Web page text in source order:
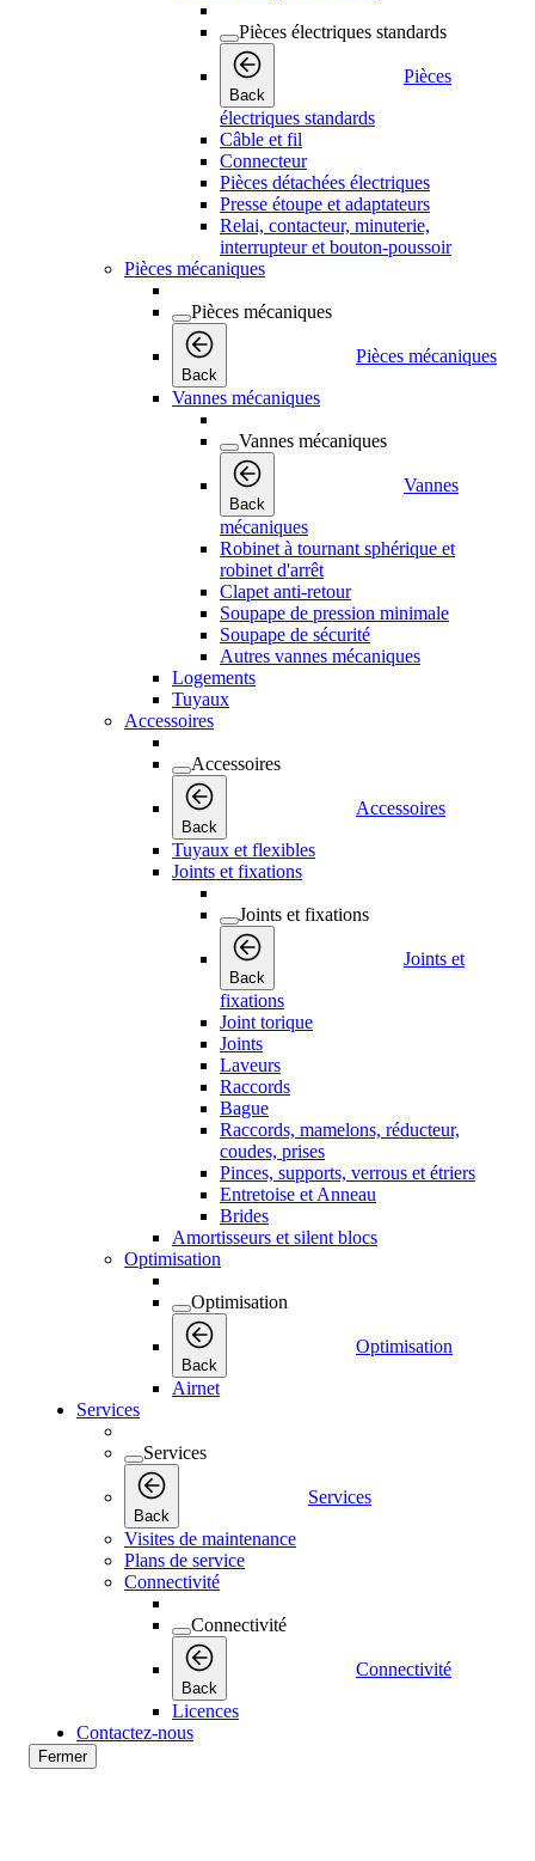
Pièces électriques standards
Back
Pièces
électriques standards
Câble et fil
Connecteur
Pièces détachées électriques
Presse étoupe et adaptateurs
Relai, contacteur, minuterie,
interrupteur et bouton-poussoir
Pièces mécaniques
Pièces mécaniques
Back
Pièces mécaniques
Vannes mécaniques
Vannes mécaniques
Back
Vannes
mécaniques
Robinet à tournant sphérique et
robinet d'arrêt
Clapet anti-retour
Soupape de pression minimale
Soupape de sécurité
Autres vannes mécaniques
Logements
Tuyaux
Accessoires
Accessoires
Back
Accessoires
Tuyaux et flexibles
Joints et fixations
Joints et fixations
Back
Joints et
fixations
Joint torique
Joints
Laveurs
Raccords
Bague
Raccords, mamelons, réducteur,
coudes, prises
Pinces, supports, verrous et étriers
Entretoise et Anneau
Brides
Amortisseurs et silent blocs
Optimisation
Optimisation
Back
Optimisation
Airnet
Services
Services
Back
Services
Visites de maintenance
Plans de service
Connectivité
Connectivité
Back
Connectivité
Licences
Contactez-nous
Fermer